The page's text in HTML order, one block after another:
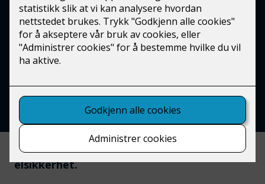
NEK405-2:2020 Brannforebyggende Elkontroll
Bolig
NEK 405-3:2020 Elkontroll Næring
NEK 405-3 med tillegg B landbrukskontroll
Last ned sertifikat
NEK 405-serien er knyttet til elkontroll og
elsikkerhet.